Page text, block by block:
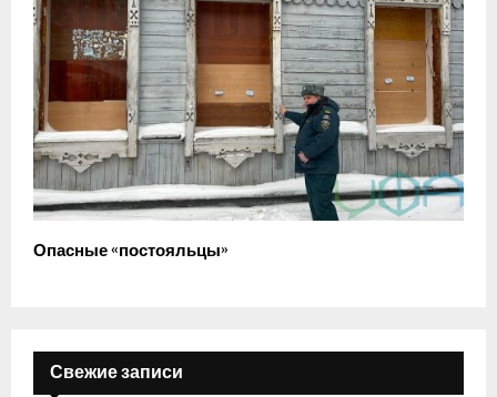
Опасные «постояльцы»
Свежие записи